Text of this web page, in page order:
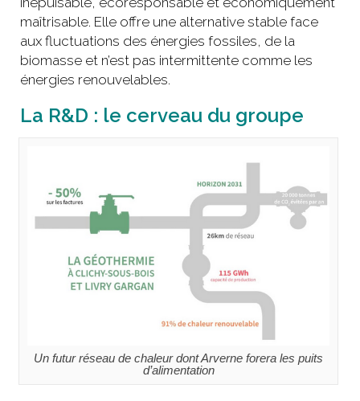
maîtrisable. Elle offre une alternative stable face
aux fluctuations des énergies fossiles, de la
biomasse et n’est pas intermittente comme les
énergies renouvelables.
La R&D : le cerveau du groupe
Un futur réseau de chaleur dont Arverne forera les puits
d’alimentation